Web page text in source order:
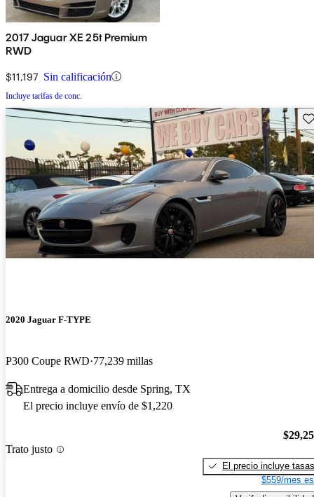
2017 Jaguar XE 25t Premium
RWD
$11,197 Sin calificación
Incluye tarifas de conc.
2020 Jaguar F-TYPE
P300 Coupe RWD 77,239 millas
Entrega a domicilio desde Spring, TX
El precio incluye envío de $1,220
Trato justo
El precio incluye tasas
$559/mes